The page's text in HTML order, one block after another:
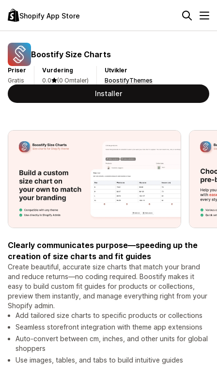
Shopify App Store
Boostify Size Charts
Priser
Gratis
Vurdering
0.0
(0 Omtaler)
Utvikler
BoostifyThemes
Installer
Clearly communicates purpose—speeding up the
creation of size charts and fit guides
Create beautiful, accurate size charts that match your brand
and reduce returns—no coding required. Boostify makes it
easy to build custom fit guides for products or collections,
preview them instantly, and manage everything right from your
Shopify admin.
Add tailored size charts to specific products or collections
Seamless storefront integration with theme app extensions
Auto-convert between cm, inches, and other units for global
shoppers
Use images, tables, and tabs to build intuitive guides